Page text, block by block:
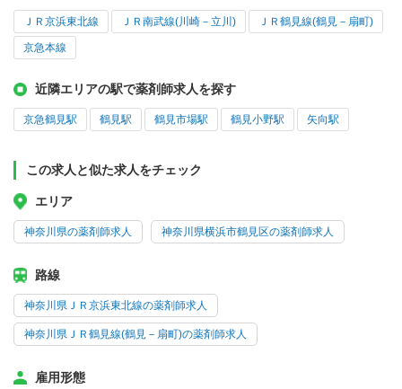
ＪＲ京浜東北線 ＪＲ南武線(川崎－立川) ＪＲ鶴見線(鶴見－扇町)
京急本線
近隣エリアの駅で薬剤師求人を探す
京急鶴見駅 鶴見駅 鶴見市場駅 鶴見小野駅 矢向駅
この求人と似た求人をチェック
エリア
神奈川県の薬剤師求人 神奈川県横浜市鶴見区の薬剤師求人
路線
神奈川県ＪＲ京浜東北線の薬剤師求人
神奈川県ＪＲ鶴見線(鶴見－扇町)の薬剤師求人
雇用形態